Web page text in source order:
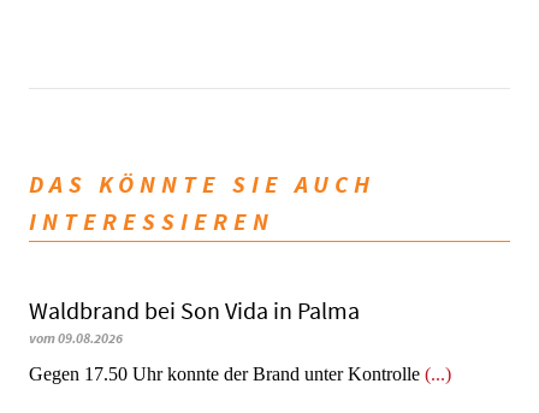
DAS KÖNNTE SIE AUCH
INTERESSIEREN
Waldbrand bei Son Vida in Palma
vom 09.08.2026
Gegen 17.50 Uhr konnte der Brand unter Kontrolle (...)